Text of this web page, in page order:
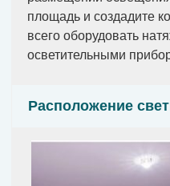
площадь и создадите
всего оборудовать
осветительными
Расположение